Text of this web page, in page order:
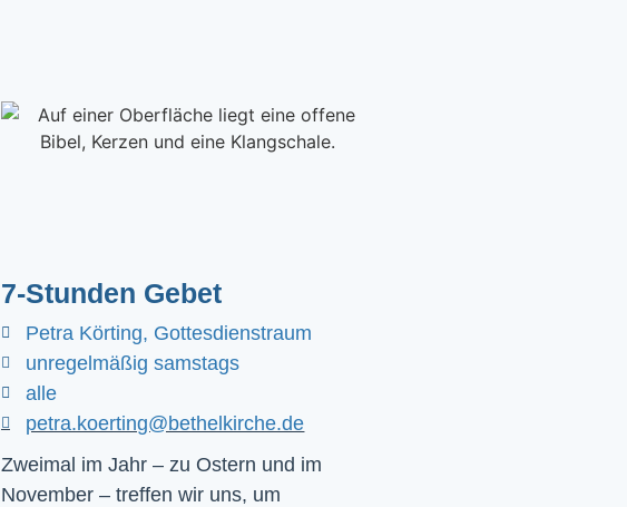
7-Stunden Gebet
Petra Körting, Gottesdienstraum
unregelmäßig samstags
alle
petra.koerting@bethelkirche.de
Zweimal im Jahr – zu Ostern und im
November – treffen wir uns, um